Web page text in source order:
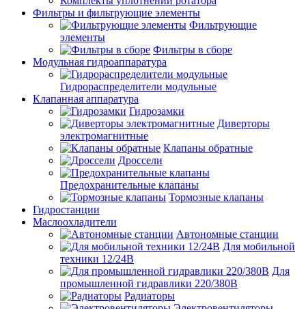
Фильтры и фильтрующие элементы
Фильтрующие
элементы
Фильтры в сборе
Модульная гидроаппаратура
Гидрораспределители модульные
Клапанная аппаратура
Гидрозамки
Диверторы
электромагнитные
Клапаны обратные
Дроссели
Предохранительные клапаны
Тормозные клапаны
Гидростанции
Маслоохладители
Автономные станции
Для мобильной
техники 12/24В
Для
промышленной гидравлики 220/380В
Радиаторы